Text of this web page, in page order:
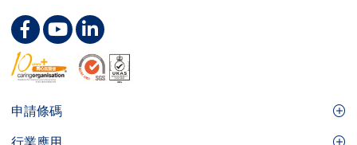
Footer
Site
申請條碼
GS1條碼